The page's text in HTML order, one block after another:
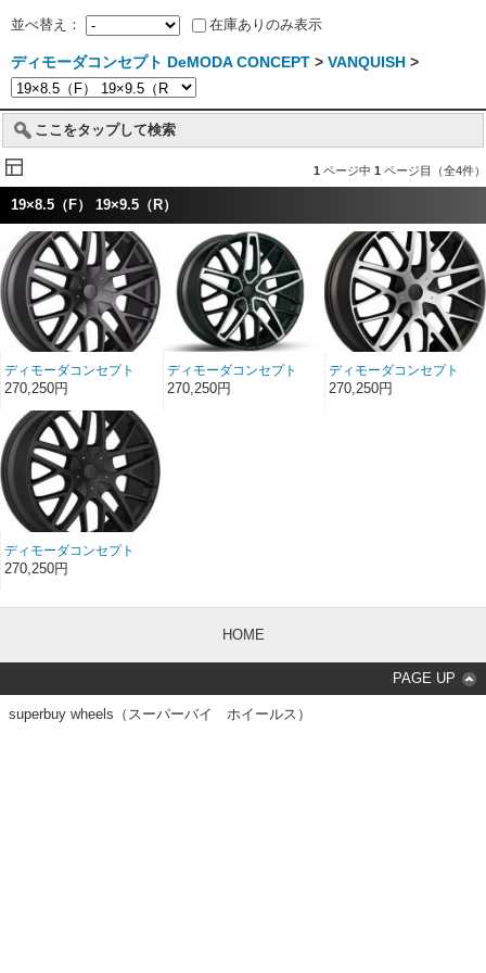
並べ替え： 在庫ありのみ表示
ディモーダコンセプト DeMODA CONCEPT > VANQUISH >
ここをタップして検索
1 ページ中 1 ページ目（全4件）
19×8.5（F） 19×9.5（R）
ディモーダコンセプト
VANQUISH チタニウ
19×8.5（F）
19×9.5（R）
270,250円
ディモーダコンセプト
VANQUISH マシンドス
270,250円
ディモーダコンセプト
VANQUISH マシンドフ
270,250円
ディモーダコンセプト
VANQUISH マットブラ
ック 19インチ
19×9.5（R）
270,250円
HOME
PAGE UP
superbuy wheels（スーパーバイ ホイールス）